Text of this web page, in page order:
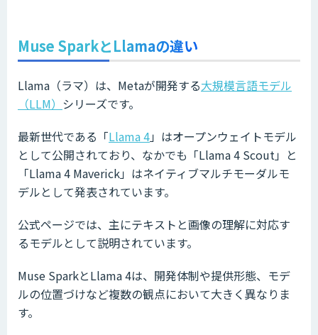
Muse SparkとLlamaの違い
Llama（ラマ）は、Metaが開発する大規模言語モデル
（LLM） シリーズです。
最新世代である「Llama 4」はオープンウェイトモデル
として公開されており、なかでも「Llama 4 Scout」と
「Llama 4 Maverick」はネイティブマルチモーダルモ
デルとして発表されています。
公式ページでは、主にテキストと画像の理解に対応す
るモデルとして説明されています。
Muse SparkとLlama 4は、開発体制や提供形態、モデ
ルの位置づけなど複数の観点において大きく異なりま
す。